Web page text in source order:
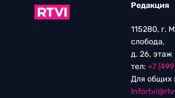
Редакция
115280, г.
слобода,
д. 26, этаж
тел: +7
Для общих